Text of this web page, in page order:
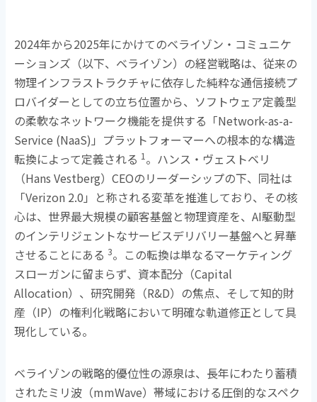
2024年から2025年にかけてのベライゾン・コミュニケ
ーションズ（以下、ベライゾン）の経営戦略は、従来の
物理インフラストラクチャに依存した純粋な通信接続プ
ロバイダーとしての立ち位置から、ソフトウェア定義型
の柔軟なネットワーク機能を提供する「Network-as-a-
Service (NaaS) 」プラットフォーマーへの根本的な構造
転換によって定義される 1 。ハンス・ヴェストベリ
（Hans Vestberg）CEOのリーダーシップの下、同社は
「Verizon 2.0 」と称される変革を推進しており、その核
心は、世界最大規模の顧客基盤と物理資産を、AI駆動型
のインテリジェントなサービスデリバリー基盤へと昇華
させることにある3。この転換は単なるマーケティング
スローガンに留まらず、資本配分（Capital
Allocation）、研究開発（R&D）の焦点、そして知的財
産（IP）の権利化戦略において明確な軌道修正として具
現化している。
ベライゾンの戦略的優位性の源泉は、長年にわたり蓄積
されたミリ波（mmWave）帯域における圧倒的なスペク